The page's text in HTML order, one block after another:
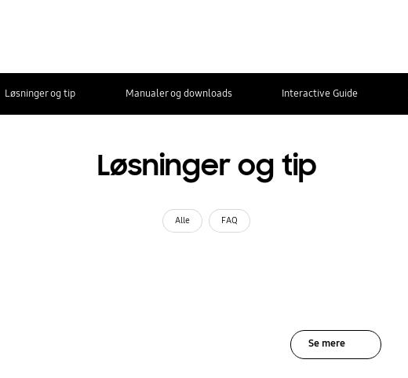
Løsninger og tip Manualer og downloads Interactive Guide
Løsninger og tip
Alle FAQ
Se mere